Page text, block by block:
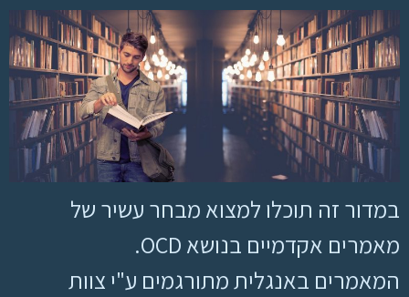
במדור זה תוכלו למצוא מבחר עשיר של
מאמרים אקדמיים בנושא OCD.
המאמרים באנגלית מתורגמים ע"י צוות